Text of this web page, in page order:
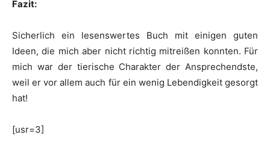
Fazit:
Sicherlich ein lesenswertes Buch mit einigen guten
Ideen, die mich aber nicht richtig mitreißen konnten. Für
mich war der tierische Charakter der Ansprechendste,
weil er vor allem auch für ein wenig Lebendigkeit gesorgt
hat!
[usr=3]